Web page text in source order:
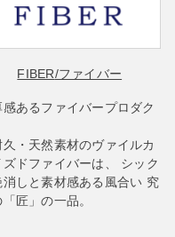
FIBER/ファイバー
感あるファイバープロダク
久・天然素材のヴァイルカ
ズドファイバーは、 シック
消しと素材感ある風合い 究
匠」の一品。